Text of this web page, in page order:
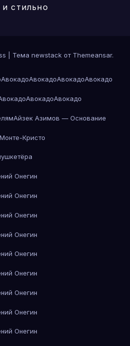
и стильно
Тема newstack от Themeansar.
АвокадоАвокадоАвокадоАвокадо
АвокадоАвокадо
Айзек Азимов — Основание
Кристо
Онегин
Онегин
Онегин
Онегин
Онегин
Онегин
Онегин
Онегин
Онегин